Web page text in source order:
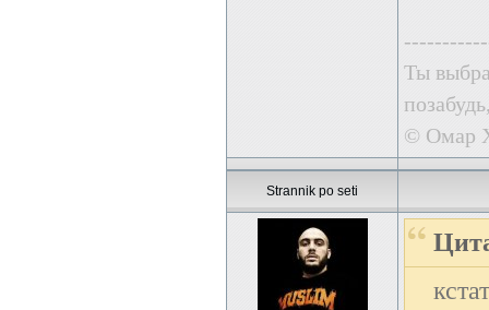
Ты
© Омар
Strannik po seti